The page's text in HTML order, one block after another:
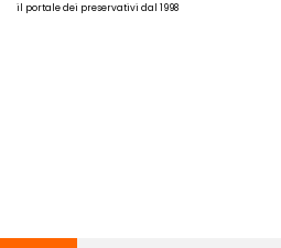
il portale dei preservativi dal 1998